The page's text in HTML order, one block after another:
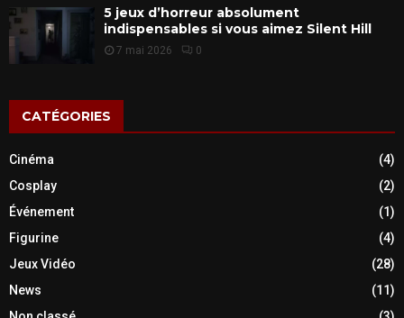
5 jeux d’horreur absolument
indispensables si vous aimez Silent Hill
7 mai 2026 0
CATÉGORIES
Cinéma
(4)
Cosplay
(2)
Événement
(1)
Figurine
(4)
Jeux Vidéo
(28)
News
(11)